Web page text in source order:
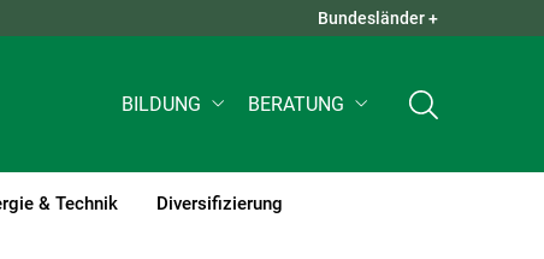
QUICK LINKS +
Bundesländer +
BILDUNG BERATUNG
& Technik Diversifizierung